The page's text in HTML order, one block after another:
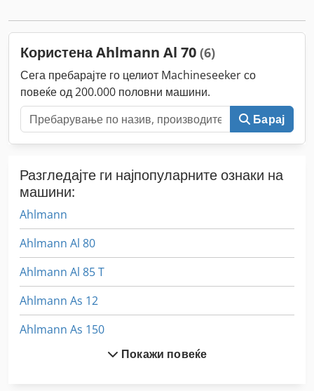
Користена Ahlmann Al 70 (6)
Сега пребарајте го целиот Machineseeker со
повеќе од 200.000 половни машини.
Барај
Разгледајте ги најпопуларните ознаки на
машини:
Ahlmann
Ahlmann Al 80
Ahlmann Al 85 T
Ahlmann As 12
Ahlmann As 150
Покажи повеќе